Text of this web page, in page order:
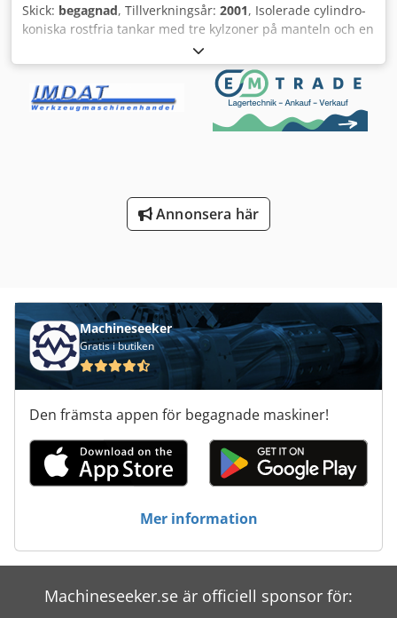
Skick: begagnad, Tillverkningsår: 2001, Isolerade cylindro-
koniska rostfria tankar med tre kylzoner på manteln och en
kylzon i konen. Tidigare använd som ölkalltank. Maskin
(tillägg): stående, kylningsbara, isolerade rostfria tankar
Bruttovolym: 30 200 l Tryckkapacitet: 0,99 bar Maximal
driftstemperatur: 40 °C Kylarea: 14,45 m² Längd: 2,83 m
Bredd: 2,83 m Höjd: 7,86 m Material: rostfritt stål Dsdpfx
Annonsera här
Machineseeker
Gratis i butiken
Den främsta appen för begagnade maskiner!
Mer information
Machineseeker.se är officiell sponsor för: